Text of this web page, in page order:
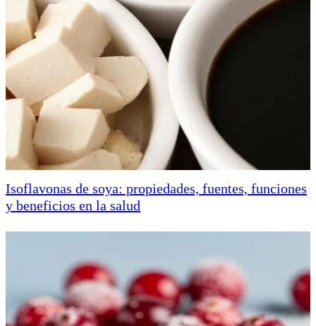
Isoflavonas de soya: propiedades, fuentes, funciones
y beneficios en la salud